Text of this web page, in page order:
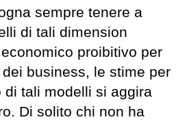
sempre tenere a
di tali dimension
proibitivo per
dei business, le stime per
di tali modelli si aggira
Di solito chi non ha